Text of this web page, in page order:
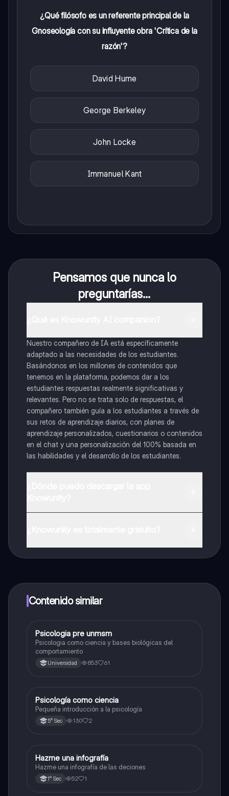
¿Qué filósofo es un referente principal de la
Gnoseología con su influyente obra 'Crítica de la
razón'?
David Hume
George Berkeley
John Locke
Immanuel Kant
Pensamos que nunca lo
preguntarías...
Nuestro compañero de IA está específicamente
adaptado a las necesidades de los estudiantes.
Basándonos en los millones de contenidos que
tenemos en la plataforma, podemos dar a los
estudiantes respuestas realmente significativas y
relevantes. Pero no se trata solo de respuestas, el
compañero también guía a los estudiantes a través de
sus retos de aprendizaje diarios, con planes de
aprendizaje personalizados, cuestionarios o contenidos
en el chat y una personalización del 100% basada en
las habilidades y el desarrollo de los estudiantes.
a determinadas funciones.
Contenido similar
Ciencias Sociales
Psicologia pre unmsm
Psicologia como ciencia y bases biológicas del
comportamiento
Universidad 853 61
Desarrollo Personal, Ciudadanía y Cívica
Psicología como ciencia
Pequeña introducción a la psicología
5° Sec 130 2
Desarrollo Personal, Ciudadanía y Cívica
Hazme una infografía
Hazme una infografía de las deciones
1° Sec 52 1